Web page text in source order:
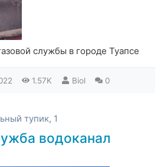
службы в городе Туапсе
1.57K Biol 0
тупик, 1
водоканал